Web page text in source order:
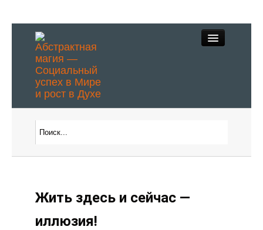
Абстрактное
Духовные практики
Жить здесь и сейчас —
иллюзия!